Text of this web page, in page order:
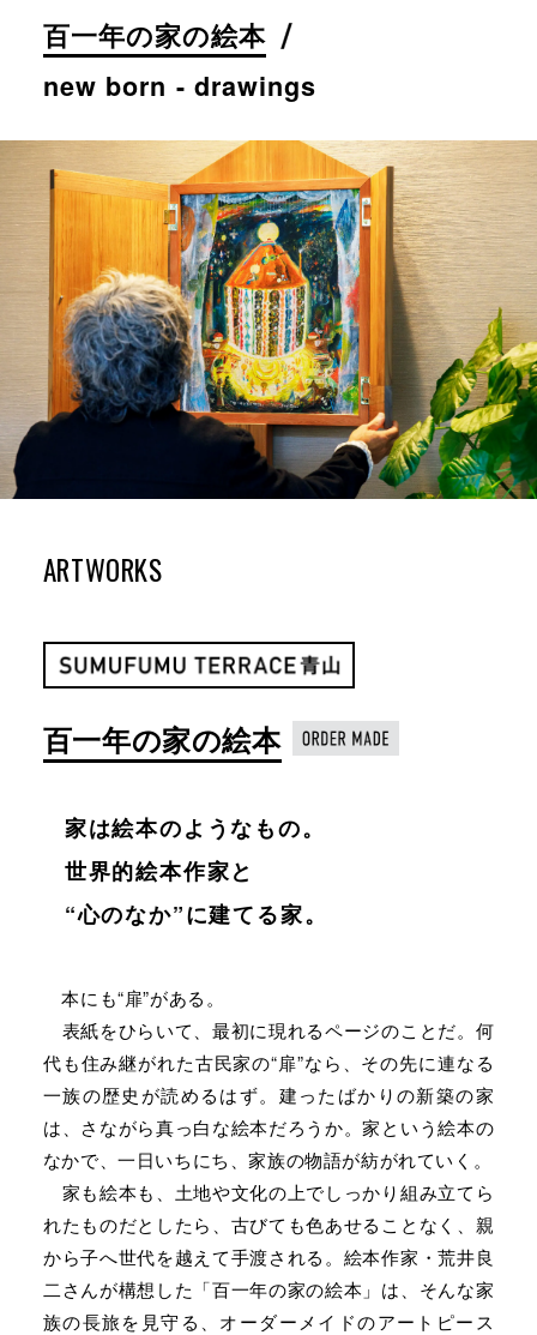
百一年の家の絵本
new born - drawings
ARTWORKS
百一年の家の絵本
家は絵本のようなもの。
世界的絵本作家と
“心のなか”に建てる家。
本にも“扉”がある。
表紙をひらいて、最初に現れるページのことだ。何
代も住み継がれた古民家の“扉”なら、その先に連なる
一族の歴史が読めるはず。建ったばかりの新築の家
は、さながら真っ白な絵本だろうか。家という絵本の
なかで、一日いちにち、家族の物語が紡がれていく。
家も絵本も、土地や文化の上でしっかり組み立てら
れたものだとしたら、古びても色あせることなく、親
から子へ世代を越えて手渡される。絵本作家・荒井良
二さんが構想した「百一年の家の絵本」は、そんな家
族の長旅を見守る、オーダーメイドのアートピース